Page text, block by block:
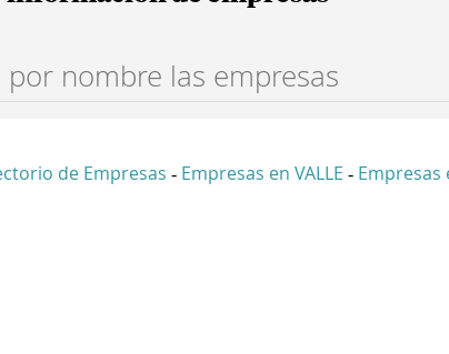
de Empresas - Empresas en VALLE - Empresas